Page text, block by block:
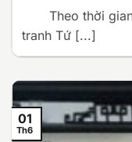
Theo thời gian
tranh Tứ [...]
01
Th6